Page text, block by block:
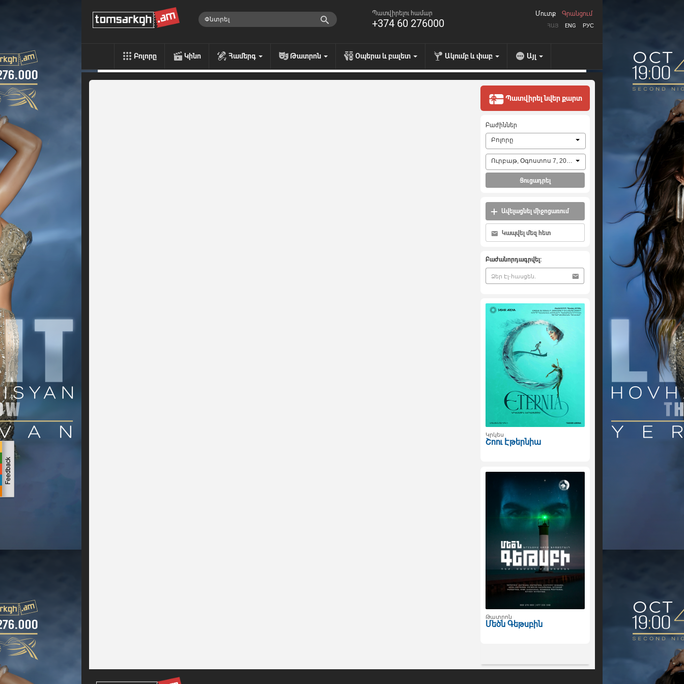
Պատվիրելու համար
+374 60 276000 ՀԱՅ ENG РУС
Մուտք Գրանցում
Բոլորը Կինո Համերգ Թատրոն Օպերա և բալետ Ակումբ և փաբ Այլ
Պատվիրել նվեր քարտ
Բաժիններ
Բոլորը
Ուրբաթ, Օգոստոս 7, 2026
Ցուցադրել
Ավելացնել միջոցառում
Կապվել մեզ հետ
Բաժանորդագրվել:
Կրկես
Շոու Էթերնիա
Թատրոն
Մեծն Գեթսբին